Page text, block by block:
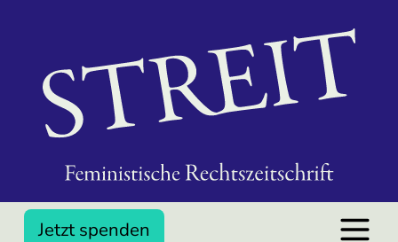
Jetzt spenden